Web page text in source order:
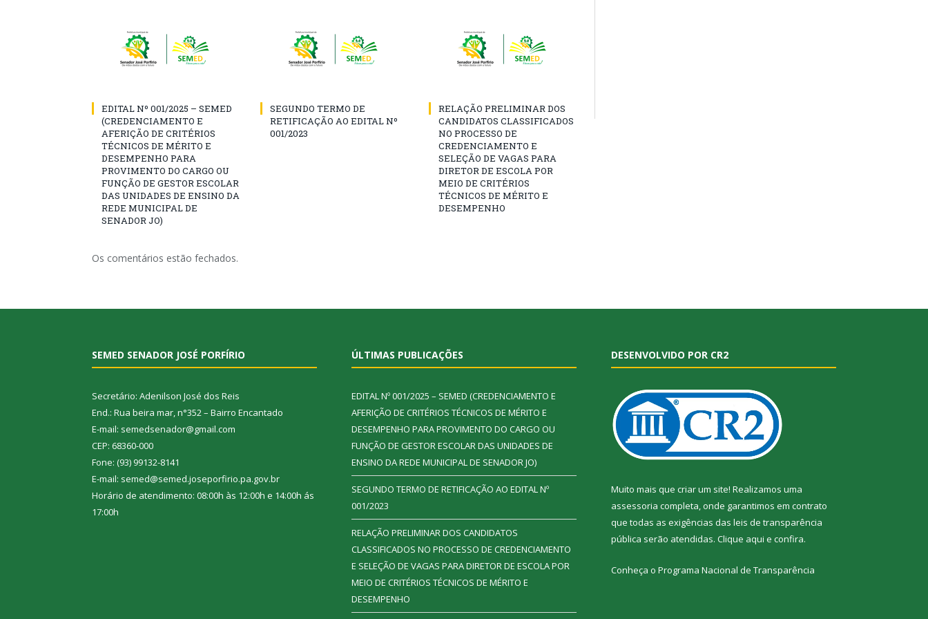
EDITAL Nº 001/2025 – SEMED
(CREDENCIAMENTO E
AFERIÇÃO DE CRITÉRIOS
TÉCNICOS DE MÉRITO E
DESEMPENHO PARA
PROVIMENTO DO CARGO OU
FUNÇÃO DE GESTOR ESCOLAR
DAS UNIDADES DE ENSINO DA
REDE MUNICIPAL DE
SENADOR JO)
SEGUNDO TERMO DE
RETIFICAÇÃO AO EDITAL Nº
001/2023
RELAÇÃO PRELIMINAR DOS
CANDIDATOS CLASSIFICADOS
NO PROCESSO DE
CREDENCIAMENTO E
SELEÇÃO DE VAGAS PARA
DIRETOR DE ESCOLA POR
MEIO DE CRITÉRIOS
TÉCNICOS DE MÉRITO E
DESEMPENHO
Os comentários estão fechados.
SEMED SENADOR JOSÉ PORFÍRIO
Secretário: Adenilson José dos Reis
End.: Rua beira mar, n°352 – Bairro Encantado
E-mail: semedsenador@gmail.com
CEP: 68360-000
Fone: (93) 99132-8141
E-mail: semed@semed.joseporfirio.pa.gov.br
Horário de atendimento: 08:00h às 12:00h e 14:00h ás
17:00h
ÚLTIMAS PUBLICAÇÕES
EDITAL Nº 001/2025 – SEMED (CREDENCIAMENTO E
AFERIÇÃO DE CRITÉRIOS TÉCNICOS DE MÉRITO E
DESEMPENHO PARA PROVIMENTO DO CARGO OU
FUNÇÃO DE GESTOR ESCOLAR DAS UNIDADES DE
ENSINO DA REDE MUNICIPAL DE SENADOR JO)
SEGUNDO TERMO DE RETIFICAÇÃO AO EDITAL Nº
001/2023
RELAÇÃO PRELIMINAR DOS CANDIDATOS
CLASSIFICADOS NO PROCESSO DE CREDENCIAMENTO
E SELEÇÃO DE VAGAS PARA DIRETOR DE ESCOLA POR
MEIO DE CRITÉRIOS TÉCNICOS DE MÉRITO E
DESEMPENHO
DESENVOLVIDO POR CR2
Muito mais que criar um site! Realizamos uma
assessoria completa, onde garantimos em contrato
que todas as exigências das leis de transparência
pública serão atendidas. Clique aqui e confira.
Conheça o Programa Nacional de Transparência